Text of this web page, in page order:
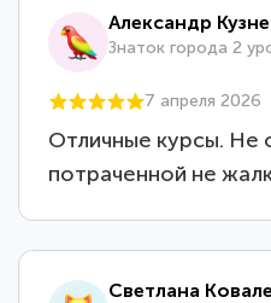
Александр
Знаток города 2
7 апреля 2026
Отличные курсы. Не
потраченной не
Светлана